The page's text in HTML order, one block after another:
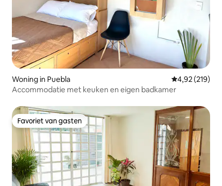
Woning in Puebla Gemiddelde
4,92 (219)
Accommodatie met keuken en eigen badkamer
Favoriet van gasten
Favoriet van gasten